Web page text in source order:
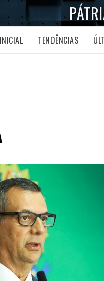
INICIAL TENDÊNCIAS